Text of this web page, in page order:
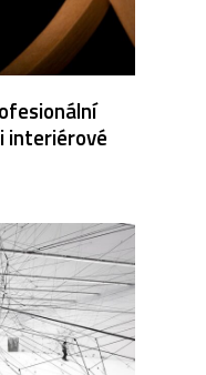
interiérové